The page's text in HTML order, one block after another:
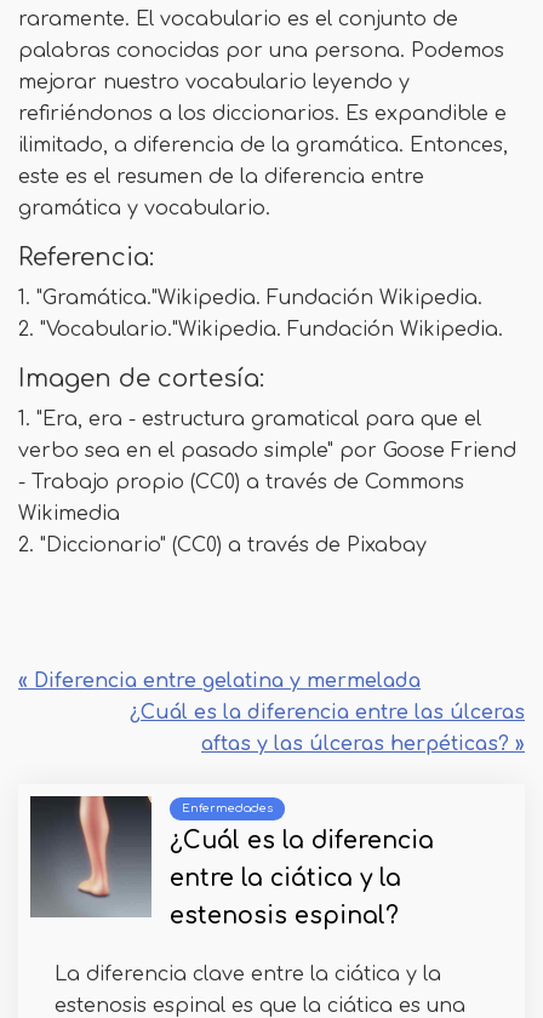
raramente. El vocabulario es el conjunto de
palabras conocidas por una persona. Podemos
mejorar nuestro vocabulario leyendo y
refiriéndonos a los diccionarios. Es expandible e
ilimitado, a diferencia de la gramática. Entonces,
este es el resumen de la diferencia entre
gramática y vocabulario.
Referencia:
1. "Gramática."Wikipedia. Fundación Wikipedia.
2. "Vocabulario."Wikipedia. Fundación Wikipedia.
Imagen de cortesía:
1. "Era, era - estructura gramatical para que el
verbo sea en el pasado simple" por Goose Friend
- Trabajo propio (CC0) a través de Commons
Wikimedia
2. "Diccionario" (CC0) a través de Pixabay
« Diferencia entre gelatina y mermelada
¿Cuál es la diferencia entre las úlceras
aftas y las úlceras herpéticas? »
Enfermedades
¿Cuál es la diferencia
entre la ciática y la
estenosis espinal?
La diferencia clave entre la ciática y la
estenosis espinal es que la ciática es una